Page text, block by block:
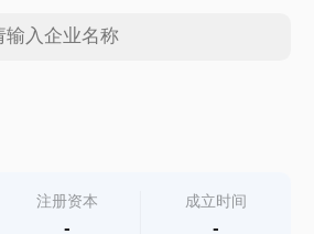
注册资本
-
成立时间
-